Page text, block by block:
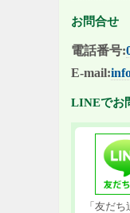
お問合せ
電話番号:
E-mail:
LINEでお
「友だ